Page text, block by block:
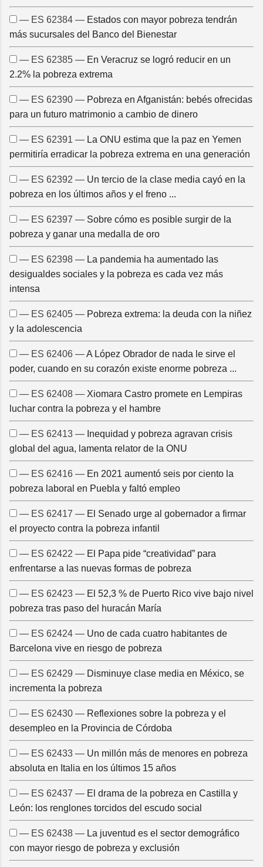
— ES 62384 — Estados con mayor pobreza tendrán
más sucursales del Banco del Bienestar
— ES 62385 — En Veracruz se logró reducir en un
2.2% la pobreza extrema
— ES 62390 — Pobreza en Afganistán: bebés ofrecidas
para un futuro matrimonio a cambio de dinero
— ES 62391 — La ONU estima que la paz en Yemen
permitiría erradicar la pobreza extrema en una generación
— ES 62392 — Un tercio de la clase media cayó en la
pobreza en los últimos años y el freno ...
— ES 62397 — Sobre cómo es posible surgir de la
pobreza y ganar una medalla de oro
— ES 62398 — La pandemia ha aumentado las
desigualdes sociales y la pobreza es cada vez más
intensa
— ES 62405 — Pobreza extrema: la deuda con la niñez
y la adolescencia
— ES 62406 —A López Obrador de nada le sirve el
poder, cuando en su corazón existe enorme pobreza ...
— ES 62408 — Xiomara Castro promete en Lempiras
luchar contra la pobreza y el hambre
— ES 62413 — Inequidad y pobreza agravan crisis
global del agua, lamenta relator de la ONU
— ES 62416 — En 2021 aumentó seis por ciento la
pobreza laboral en Puebla y faltó empleo
— ES 62417 — El Senado urge al gobernador a firmar
el proyecto contra la pobreza infantil
— ES 62422 — El Papa pide “creatividad” para
enfrentarse a las nuevas formas de pobreza
— ES 62423 — El 52,3 % de Puerto Rico vive bajo nivel
pobreza tras paso del huracán María
— ES 62424 — Uno de cada cuatro habitantes de
Barcelona vive en riesgo de pobreza
— ES 62429 — Disminuye clase media en México, se
incrementa la pobreza
— ES 62430 — Reflexiones sobre la pobreza y el
desempleo en la Provincia de Córdoba
— ES 62433 — Un millón más de menores en pobreza
absoluta en Italia en los últimos 15 años
— ES 62437 — El drama de la pobreza en Castilla y
León: los renglones torcidos del escudo social
— ES 62438 — La juventud es el sector demográfico
con mayor riesgo de pobreza y exclusión